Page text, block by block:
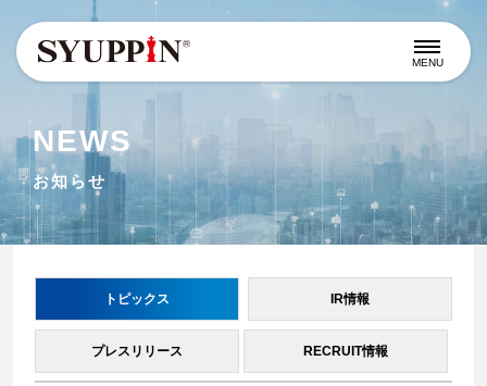
MENU
NEWS
お知らせ
トピックス IR情報
プレスリリース RECRUIT情報